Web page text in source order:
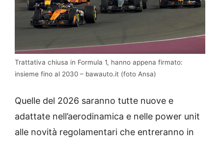
Trattativa chiusa in Formula 1, hanno appena firmato:
insieme fino al 2030 – bawauto.it (foto Ansa)
Quelle del 2026 saranno tutte nuove e
adattate nell’aerodinamica e nelle power unit
alle novità regolamentari che entreranno in